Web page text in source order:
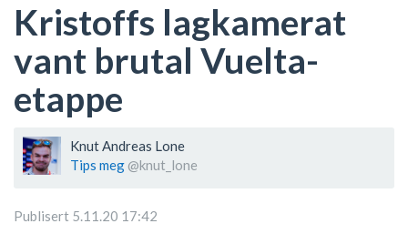
Kristoffs lagkamerat
vant brutal Vuelta-
etappe
Knut Andreas Lone
Tips meg @knut_lone
Publisert 5.11.20 17:42